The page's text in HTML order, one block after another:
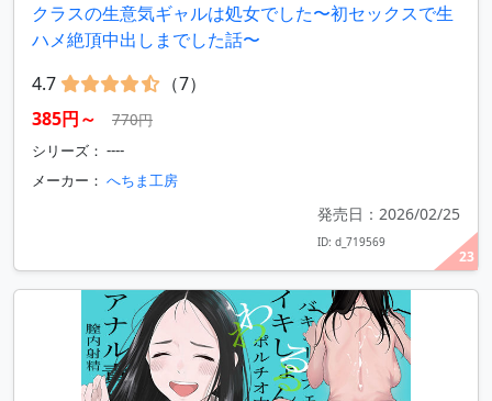
23
クラスの生意気ギャルは処女でした〜初セックスで生
ハメ絶頂中出しまでした話〜
4.7
（7）
385円～
770円
シリーズ： ----
メーカー： へちま工房
発売日：2026/02/25
ID: d_719569